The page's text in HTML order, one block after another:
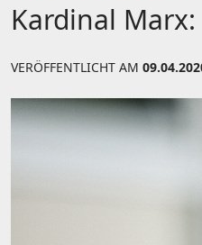
Kardinal
VERÖFFENTLICHT AM